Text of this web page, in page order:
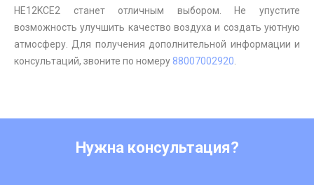
HE12KCE2 станет отличным выбором. Не упустите
возможность улучшить качество воздуха и создать уютную
атмосферу. Для получения дополнительной информации и
консультаций, звоните по номеру 88007002920
Нужна консультация?